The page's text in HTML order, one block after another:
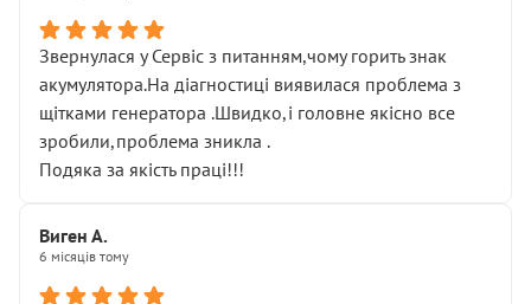
Звернулася у Сервіс з питанням,чому горить знак
акумулятора.На діагностиці виявилася проблема з
щітками генератора .Швидко,і головне якісно все
зробили,проблема зникла .
Подяка за якість праці!!!
Виген А.
6 місяців тому